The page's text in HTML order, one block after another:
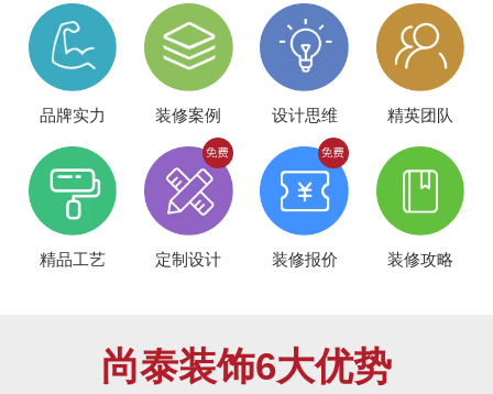
品牌实力 装修案例 设计思维 精英团队
精品工艺 定制设计 装修报价 装修攻略
尚泰装饰6大优势